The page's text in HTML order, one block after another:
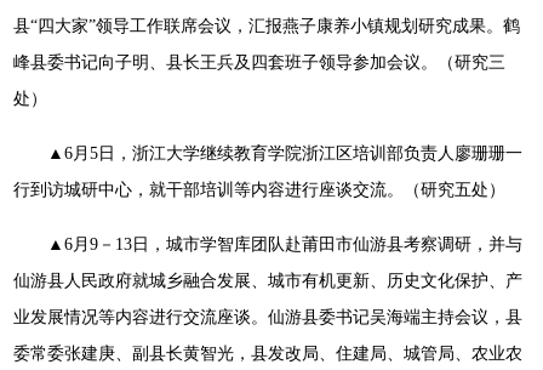
县“四大家”领导工作联席会议，汇报燕子康养小镇规划研究成果。鹤
峰县委书记向子明、县长王兵及四套班子领导参加会议。（研究三
处）
▲6月5日，浙江大学继续教育学院浙江区培训部负责人廖珊珊一
行到访城研中心，就干部培训等内容进行座谈交流。（研究五处）
▲6月9－13日，城市学智库团队赴莆田市仙游县考察调研，并与
仙游县人民政府就城乡融合发展、城市有机更新、历史文化保护、产
业发展情况等内容进行交流座谈。仙游县委书记吴海端主持会议，县
委常委张建庚、副县长黄智光，县发改局、住建局、城管局、农业农